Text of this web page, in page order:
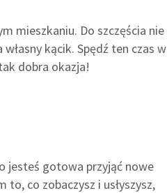
mieszkaniu. Do szczęścia nie
kącik. Spędź ten czas w
dobra okazja!
jesteś gotowa przyjąć nowe
co zobaczysz i usłyszysz,